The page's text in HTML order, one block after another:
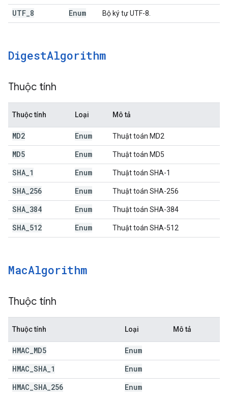
UTF 8 Enum Bộ ký tự UTF-8.
DigestAlgorithm
Thuộc tính
Thuộc tính Loại Mô tả
MD2 Enum Thuật toán MD2
MD5 Enum Thuật toán MD5
SHA 1 Enum Thuật toán SHA-1
SHA 256 Enum Thuật toán SHA-256
SHA 384 Enum Thuật toán SHA-384
SHA 512 Enum Thuật toán SHA-512
MacAlgorithm
Thuộc tính
Thuộc tính Loại Mô tả
HMAC MD5
Enum
HMAC SHA 1
Enum
HMAC SHA 256 Enum